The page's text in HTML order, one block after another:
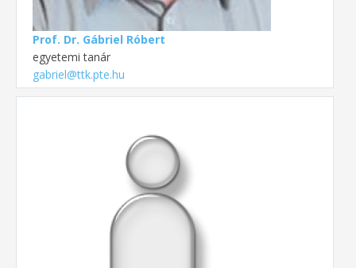
Prof. Dr. Gábriel Róbert
egyetemi tanár
gabriel@ttk.pte.hu